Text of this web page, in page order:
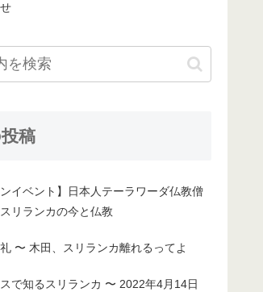
稿
ンイベント】日本人テーラワーダ仏教僧
リランカの今と仏教
〜 木田、スリランカ離れるってよ
で知るスリランカ 〜 2022年4月14日